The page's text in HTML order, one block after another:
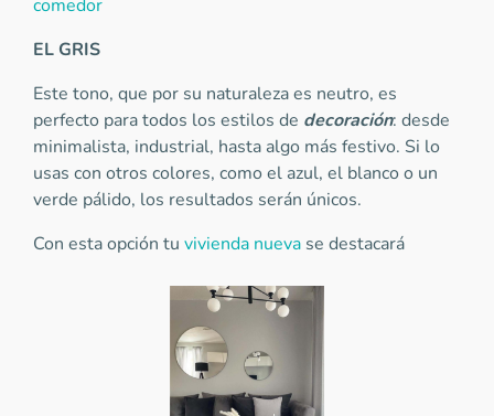
comedor
EL GRIS
Este tono, que por su naturaleza es neutro, es
perfecto para todos los estilos de decoración: desde
minimalista, industrial, hasta algo más festivo. Si lo
usas con otros colores, como el azul, el blanco o un
verde pálido, los resultados serán únicos.
Con esta opción tu vivienda nueva se destacará